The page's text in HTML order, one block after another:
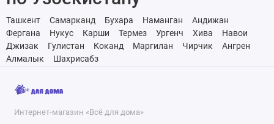
Ташкент Самарканд Бухара Наманган
Андижан
Фергана
Нукус Карши Термез Ургенч Хива
Навои
Джизак
Гулистан Коканд Маргилан Чирчик
Ангрен
Алмалык
Шахрисабз
Интернет-магазин «Всё для дома»